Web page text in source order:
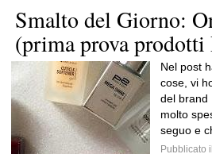
Smalto del Giorno:
(prima prova prodotti
Nel post
cose, vi
del brand
molto
seguo e
Pubblicato